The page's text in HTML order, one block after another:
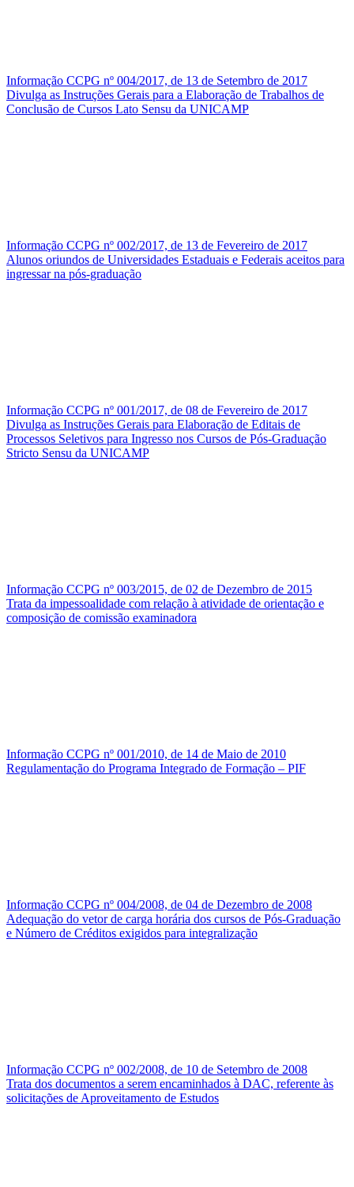
Informação CCPG nº 004/2017, de 13 de Setembro de 2017
Divulga as Instruções Gerais para a Elaboração de Trabalhos de
Conclusão de Cursos Lato Sensu da UNICAMP
Informação CCPG nº 002/2017, de 13 de Fevereiro de 2017
Alunos oriundos de Universidades Estaduais e Federais aceitos para
ingressar na pós-graduação
Informação CCPG nº 001/2017, de 08 de Fevereiro de 2017
Divulga as Instruções Gerais para Elaboração de Editais de
Processos Seletivos para Ingresso nos Cursos de Pós-Graduação
Stricto Sensu da UNICAMP
Informação CCPG nº 003/2015, de 02 de Dezembro de 2015
Trata da impessoalidade com relação à atividade de orientação e
composição de comissão examinadora
Informação CCPG nº 001/2010, de 14 de Maio de 2010
Regulamentação do Programa Integrado de Formação – PIF
Informação CCPG nº 004/2008, de 04 de Dezembro de 2008
Adequação do vetor de carga horária dos cursos de Pós-Graduação
e Número de Créditos exigidos para integralização
Informação CCPG nº 002/2008, de 10 de Setembro de 2008
Trata dos documentos a serem encaminhados à DAC, referente às
solicitações de Aproveitamento de Estudos